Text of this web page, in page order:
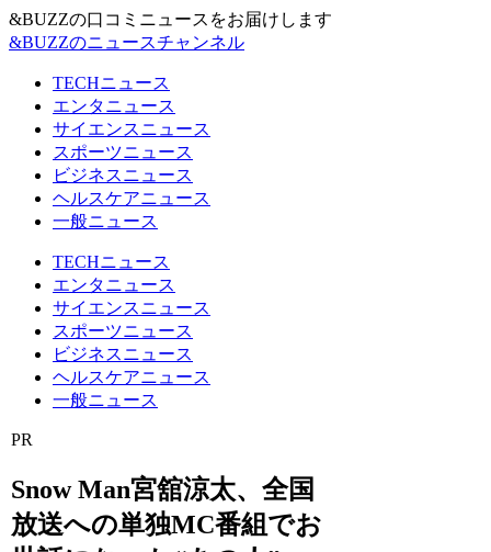
&BUZZの口コミニュースをお届けします
&BUZZのニュースチャンネル
TECHニュース
エンタニュース
サイエンスニュース
スポーツニュース
ビジネスニュース
ヘルスケアニュース
一般ニュース
TECHニュース
エンタニュース
サイエンスニュース
スポーツニュース
ビジネスニュース
ヘルスケアニュース
一般ニュース
PR
Snow Man宮舘涼太、全国
放送への単独MC番組でお